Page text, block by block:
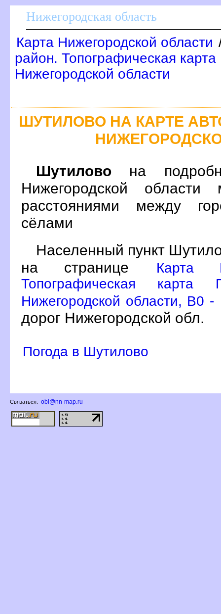
Нижегородская область
Карта Нижегородской области
район. Топографическая
Нижегородской области
ШУТИЛОВО НА КАРТЕ
Шутилово на
Нижегородской
расстояниями между
сёлами
Населенный пункт
на странице
Карта
Топографическая карта
Нижегородской области, B0 -
дорог Нижегородской обл.
Погода в Шутилово
Связаться: obl@nn-map.ru